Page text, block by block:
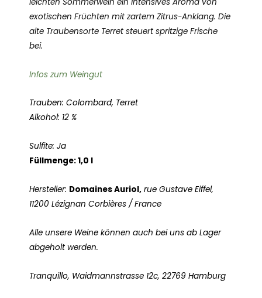
Languedoc
Frankreich
Menge
exotischen Früchten mit zartem Zitrus-Anklang. Die
alte Traubensorte Terret steuert spritzige Frische
bei.
Infos zum Weingut
Trauben: Colombard, Terret
Alkohol: 12 %
Sulfite: Ja
Füllmenge: 1,0 l
Hersteller: Domaines Auriol, rue Gustave Eiffel,
11200 Lézignan Corbières / France
Alle unsere Weine können auch bei uns ab Lager
abgeholt werden.
Tranquillo, Waidmannstrasse 12c, 22769 Hamburg